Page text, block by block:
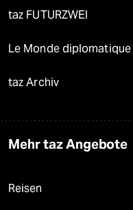
taz FUTURZWEI
Le Monde diplomatique
taz Archiv
Mehr taz Angebote
Reisen